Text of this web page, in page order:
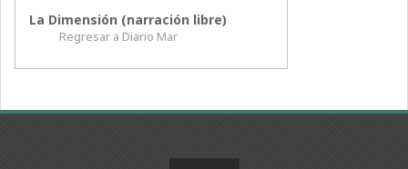
La Dimensión (narración libre)
Regresar a Diario Mar